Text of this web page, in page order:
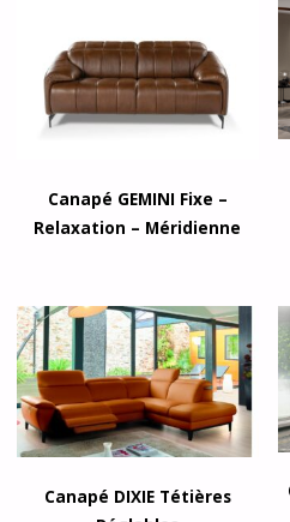
Canapé GEMINI Fixe –
Relaxation – Méridienne
Canapé DIXIE Tétières